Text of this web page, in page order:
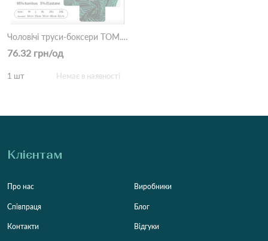
Чоловічі труси-боксери TOM.NY 03-23 Різні кольори
76.32 грн/од
1 шт Немає в наявності
Клієнтам
Про нас
Співпраця
Контакти
Виробники
Блог
Відгуки